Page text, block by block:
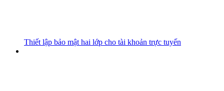
Thiết lập bảo mật hai lớp cho tài khoản trực tuyến